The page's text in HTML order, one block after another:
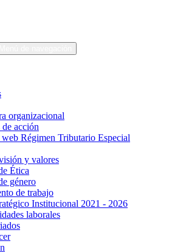
organizacional
acción
Régimen Tributario Especial
y valores
Ética
género
de trabajo
Institucional 2021 - 2026
laborales